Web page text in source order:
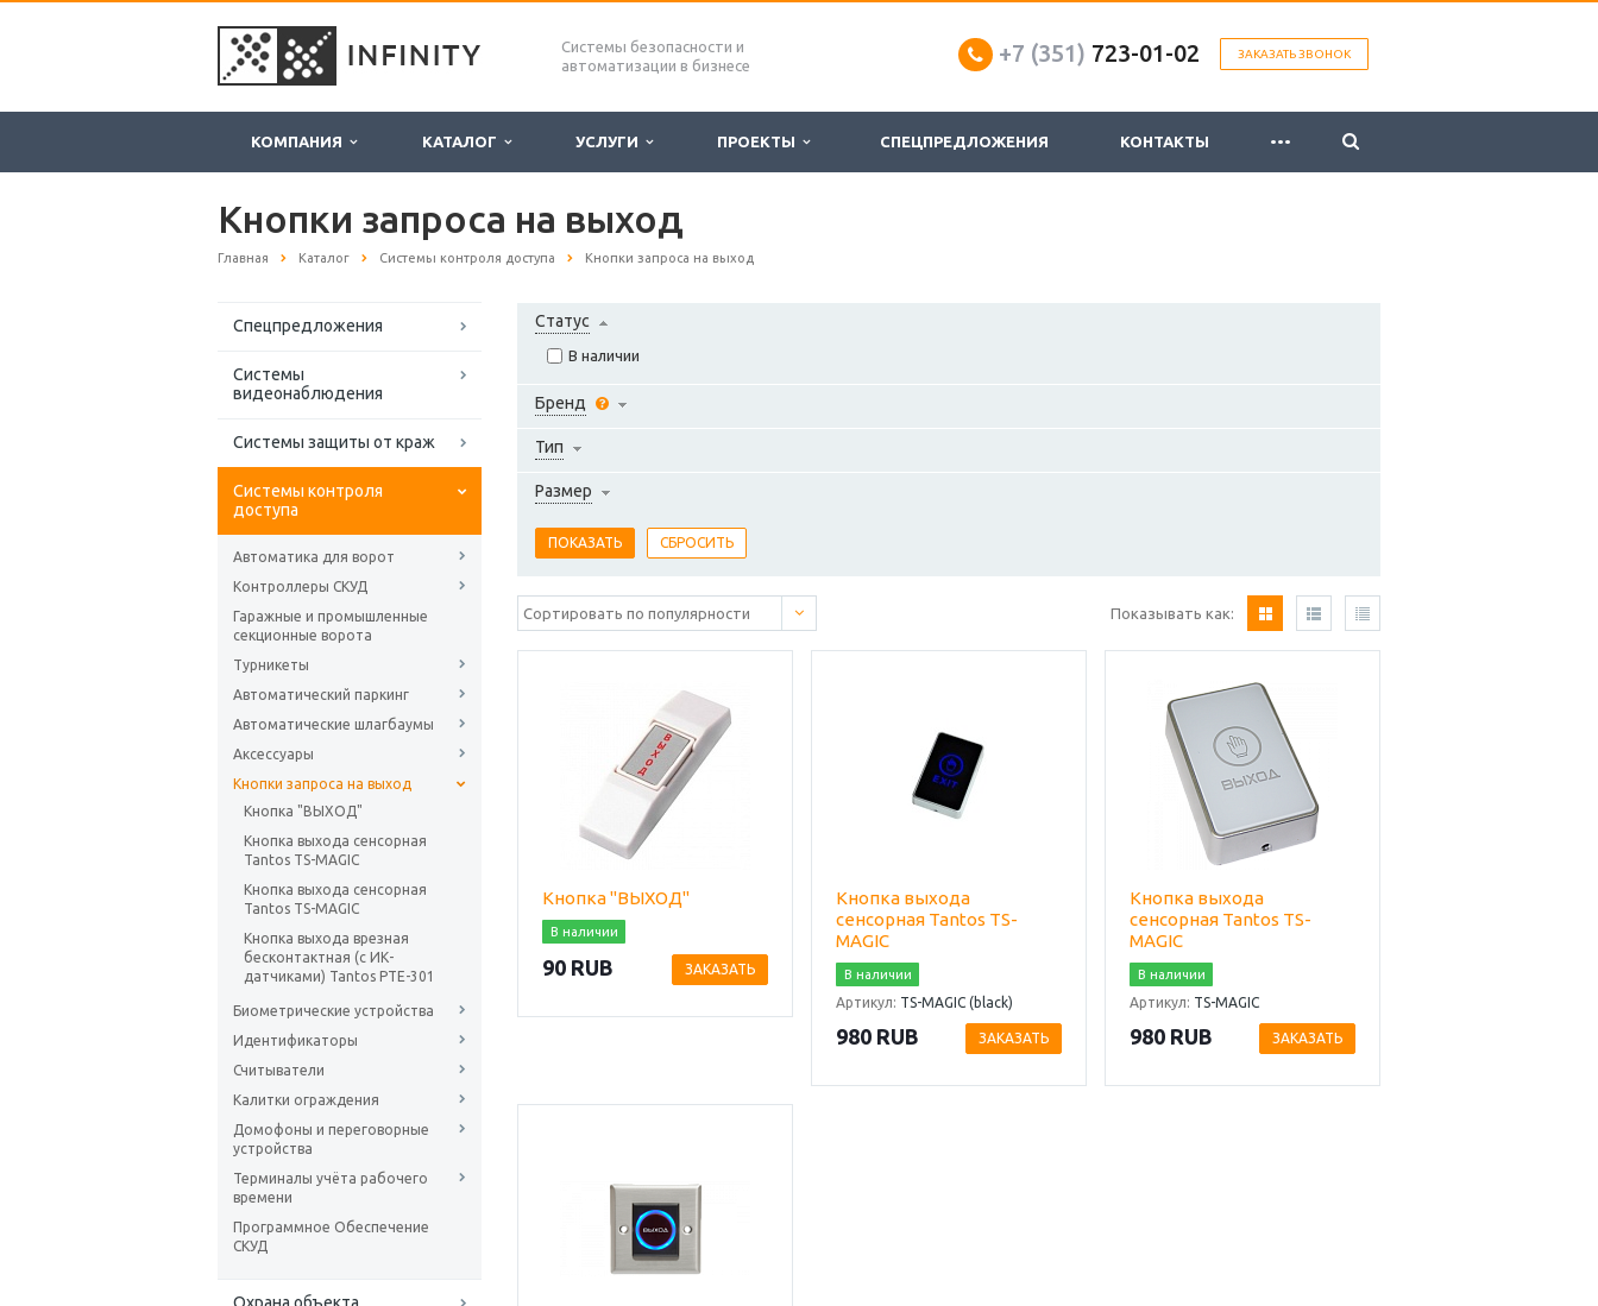
Системы безопасности и
автоматизации в бизнесе
ЗАКАЗАТЬ ЗВОНОК
+7 (351) 723-01-02
КОМПАНИЯ КАТАЛОГ УСЛУГИ ПРОЕКТЫ СПЕЦПРЕДЛОЖЕНИЯ КОНТАКТЫ ...
Кнопки запроса на выход
Главная Каталог Системы контроля доступа Кнопки запроса на выход
Спецпредложения
Системы
видеонаблюдения
Системы защиты от краж
Системы контроля
доступа
Автоматика для ворот
Контроллеры СКУД
Гаражные и промышленные
секционные ворота
Турникеты
Автоматический паркинг
Автоматические шлагбаумы
Аксессуары
Кнопки запроса на выход
Кнопка "ВЫХОД"
Кнопка выхода сенсорная
Tantos TS-MAGIC
Кнопка выхода сенсорная
Tantos TS-MAGIC
Кнопка выхода врезная
бесконтактная (с ИК-
датчиками) Tantos PTE-301
Биометрические устройства
Идентификаторы
Считыватели
Калитки ограждения
Домофоны и переговорные
устройства
Терминалы учёта рабочего
времени
Программное Обеспечение
СКУД
Статус
В наличии
Бренд
Тип
Размер
Показывать как:
Кнопка "ВЫХОД"
В наличии
90 RUB ЗАКАЗАТЬ
Кнопка выхода
сенсорная Tantos TS-
MAGIC
В наличии
Артикул: TS-MAGIC (black)
980 RUB ЗАКАЗАТЬ
Кнопка выхода
сенсорная Tantos TS-
MAGIC
В наличии
Артикул: TS-MAGIC
980 RUB ЗАКАЗАТЬ